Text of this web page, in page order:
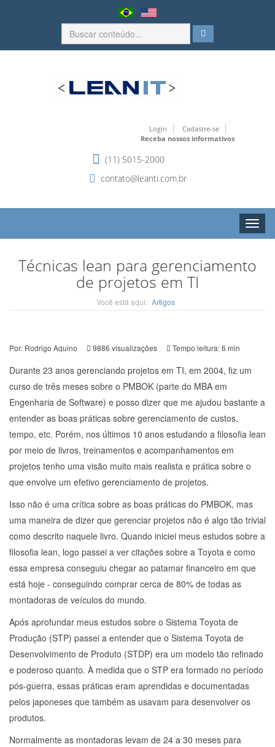
Login
Cadastre-se
Receba nossos informativos
(11) 5015-2000
contato@leanti.com.br
Toggle
Técnicas lean para gerenciamento
de projetos em TI
Você está aqui: Artigos
Por: Rodrigo Aquino 9886 visualizações Tempo leitura: 6 min
Durante 23 anos gerenciando projetos em TI, em 2004, fiz um
curso de três meses sobre o PMBOK (parte do MBA em
Engenharia de Software) e posso dizer que me ajudou bastante a
entender as boas práticas sobre gerenciamento de custos,
tempo, etc. Porém, nos últimos 10 anos estudando a filosofia lean
por meio de livros, treinamentos e acompanhamentos em
projetos tenho uma visão muito mais realista e prática sobre o
que envolve um efetivo gerenciamento de projetos.
Isso não é uma crítica sobre as boas práticas do PMBOK, mas
uma maneira de dizer que gerenciar projetos não é algo tão trivial
como descrito naquele livro. Quando iniciei meus estudos sobre a
filosofia lean, logo passei a ver citações sobre a Toyota e como
essa empresa conseguiu chegar ao patamar financeiro em que
está hoje - conseguindo comprar cerca de 80% de todas as
montadoras de veículos do mundo.
Após aprofundar meus estudos sobre o Sistema Toyota de
Produção (STP) passei a entender que o Sistema Toyota de
Desenvolvimento de Produto (STDP) era um modelo tão refinado
e poderoso quanto. À medida que o STP era formado no período
pós-guerra, essas práticas eram aprendidas e documentadas
pelos japoneses que também as usavam para desenvolver os
produtos.
Normalmente as montadoras levam de 24 a 30 meses para